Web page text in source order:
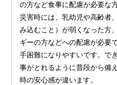
の方など食事に配慮が必要な
災害時には、乳幼児や高齢者
み込むこと）が弱くなった方
ギーの方などへの配慮が必要
手困難になりやすいです。で
事がとれるように普段から備
時の安心感が違います。